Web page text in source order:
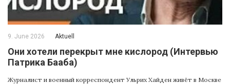
9. June 2026 Aktuell
Oни хотели перекрыт мне кислород (Интервью
Патрика Бааба)
Журналист и военный корреспондент Ульрих Хайден живёт в Москве